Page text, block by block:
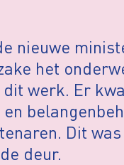
nieuwe
het
werk. Er
Dit
deur.